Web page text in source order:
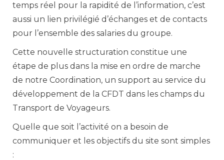
temps réel pour la rapidité de l’information, c’est
aussi un lien privilégié d’échanges et de contacts
pour l’ensemble des salaries du groupe.
Cette nouvelle structuration constitue une
étape de plus dans la mise en ordre de marche
de notre Coordination, un support au service du
développement de la CFDT dans les champs du
Transport de Voyageurs.
Quelle que soit l’activité on a besoin de
communiquer et les objectifs du site sont simples
: